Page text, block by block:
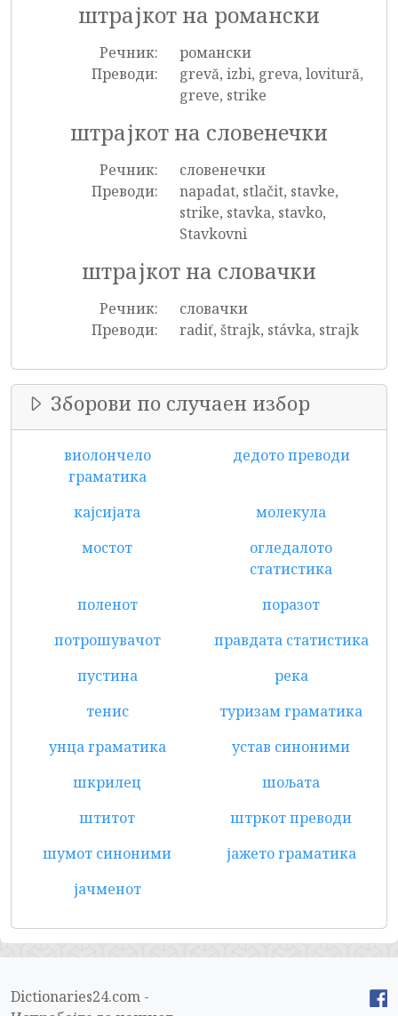
штрајкот на романски
Речник:
романски
Преводи:
grevă, izbi, greva, lovitură,
greve, strike
штрајкот на словенечки
Речник:
словенечки
Преводи:
napadat, stlačit, stavke,
strike, stavka, stavko,
Stavkovni
штрајкот на словачки
Речник:
словачки
Преводи:
radiť, štrajk, stávka, strajk
Зборови по случаен избор
виолончело
граматика
дедото преводи
кајсијата
молекула
мостот
огледалото
статистика
поленот
поразот
потрошувачот
правдата статистика
пустина
река
тенис
туризам граматика
унца граматика
устав синоними
шкрилец
шољата
штитот
штркот преводи
шумот синоними
јажето граматика
јачменот
Dictionaries24.com -